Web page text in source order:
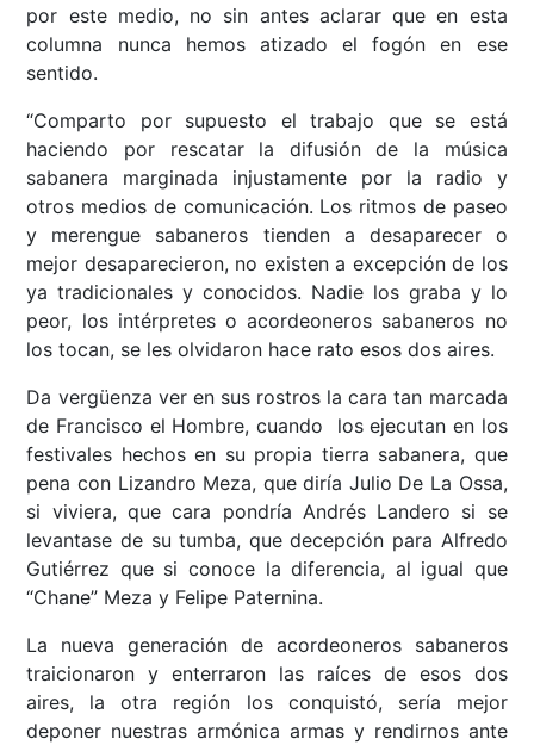
por este medio, no sin antes aclarar que en esta
columna nunca hemos atizado el fogón en ese
sentido.
“Comparto por supuesto el trabajo que se está
haciendo por rescatar la difusión de la música
sabanera marginada injustamente por la radio y
otros medios de comunicación. Los ritmos de paseo
y merengue sabaneros tienden a desaparecer o
mejor desaparecieron, no existen a excepción de los
ya tradicionales y conocidos. Nadie los graba y lo
peor, los intérpretes o acordeoneros sabaneros no
los tocan, se les olvidaron hace rato esos dos aires.
Da vergüenza ver en sus rostros la cara tan marcada
de Francisco el Hombre, cuando los ejecutan en los
festivales hechos en su propia tierra sabanera, que
pena con Lizandro Meza, que diría Julio De La Ossa,
si viviera, que cara pondría Andrés Landero si se
levantase de su tumba, que decepción para Alfredo
Gutiérrez que si conoce la diferencia, al igual que
“Chane” Meza y Felipe Paternina.
La nueva generación de acordeoneros sabaneros
traicionaron y enterraron las raíces de esos dos
aires, la otra región los conquistó, sería mejor
deponer nuestras armónica armas y rendirnos ante